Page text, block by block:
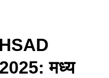
मध्य